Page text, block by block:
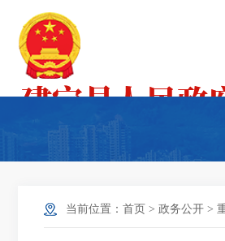
当前位置： 首页 > 政务公开 >